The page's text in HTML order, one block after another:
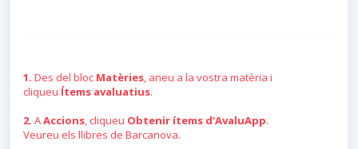
1. Des del bloc Matèries, aneu a la vostra matèria i
cliqueu Ítems avaluatius.
2. AAccions, cliqueu Obtenir ítems d'AvaluApp.
Veureu els llibres de Barcanova.